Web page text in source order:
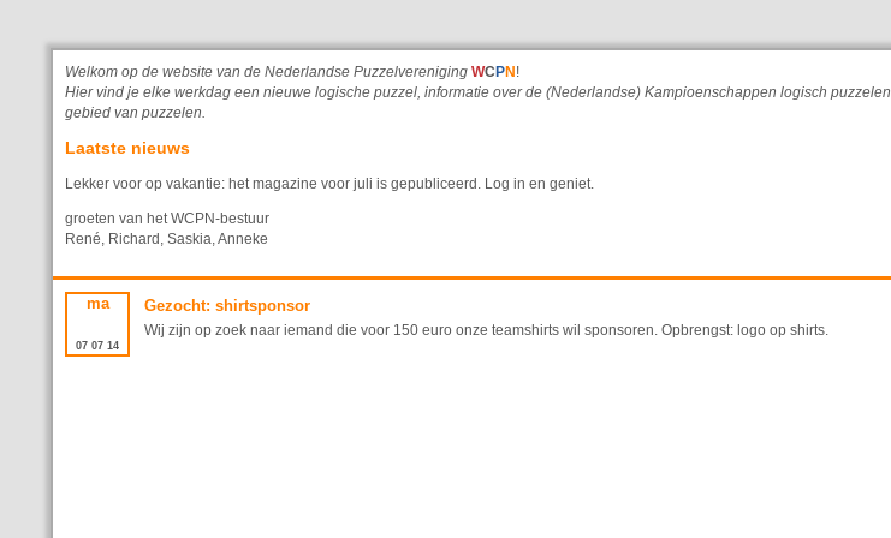
Welkom op de website van de Nederlandse Puzzelvereniging WC PN !
Hier vind je elke werkdag een nieuwe logische puzzel, informatie over de (Nederlandse) Kampioenschappen logisch
gebied van puzzelen.
Laatste nieuws
Lekker voor op vakantie: het magazine voor juli is gepubliceerd. Log in en geniet.
groeten van het WCPN-bestuur
René, Richard, Saskia, Anneke
ma
07 07 14
Gezocht: shirtsponsor
Wij zijn op zoek naar iemand die voor 150 euro onze teamshirts wil sponsoren. Opbrengst: logo op shirts.